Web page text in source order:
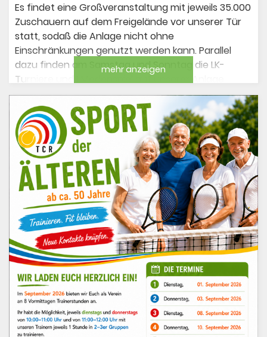
Email: buero@tc-rheinstadion.de
Es findet eine Großveranstaltung mit jeweils 35.000
Zuschauern auf dem Freigelände vor unserer Tür
statt, sodaß die Anlage nicht ohne
Einschränkungen genutzt werden kann. Parallel
dazu finden am Samstag und Sonntag die LK-
Turniere und 1 Medenspiel auf unserer Anlage
stattfinden, sodaß es zu großen Einschränkungen
in de Anfahrt/Parken als auch im Spielbetrieb
kommt.
Jeweils Samstag und Sonntag bis 11:00 Uhr:
Normale Nutzung der Anlage und unserer
Parkplätze
Jeweils Samstag und Sonntag ab 12:00 Uhr:
Sperrung aller Zufahrtsstraßen zum Club, die
Straße Stockumer Höfe ist offen aber die
Einfahrt zum Am Staad ist gesperrt.Zwei- und
Fahrräder können bis dorthin mitgenommen
werden, aber esist keine Zufahrt auf das
TCR Gelände möglich!
Tennisspieler (Mitglieder/Gäste), die mit dem
Auto anreisen werden durch eine
Beschilderung auf Feld P1 Süd Feld 1 gegenüber
mehr anzeigen